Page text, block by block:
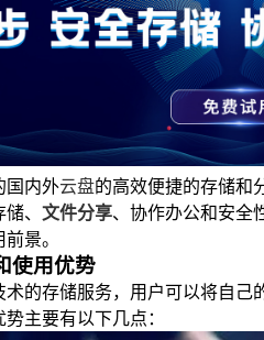
国内外云盘的高效便捷的存储和
、 文件分享、协作办公和安全
景。
使用优势
的存储服务，用户可以将自
主要有以下几点：